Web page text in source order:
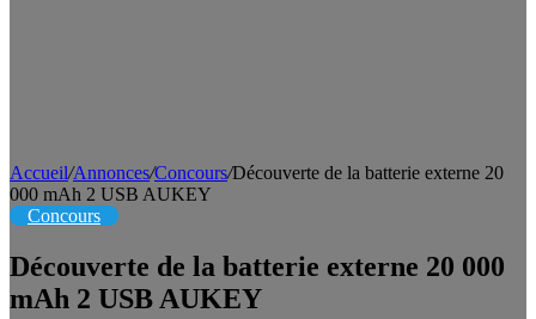
Accueil/Annonces/Concours/Découverte de la batterie externe 20
000 mAh 2 USB AUKEY
Concours
Découverte de la batterie externe 20 000
mAh 2 USB AUKEY